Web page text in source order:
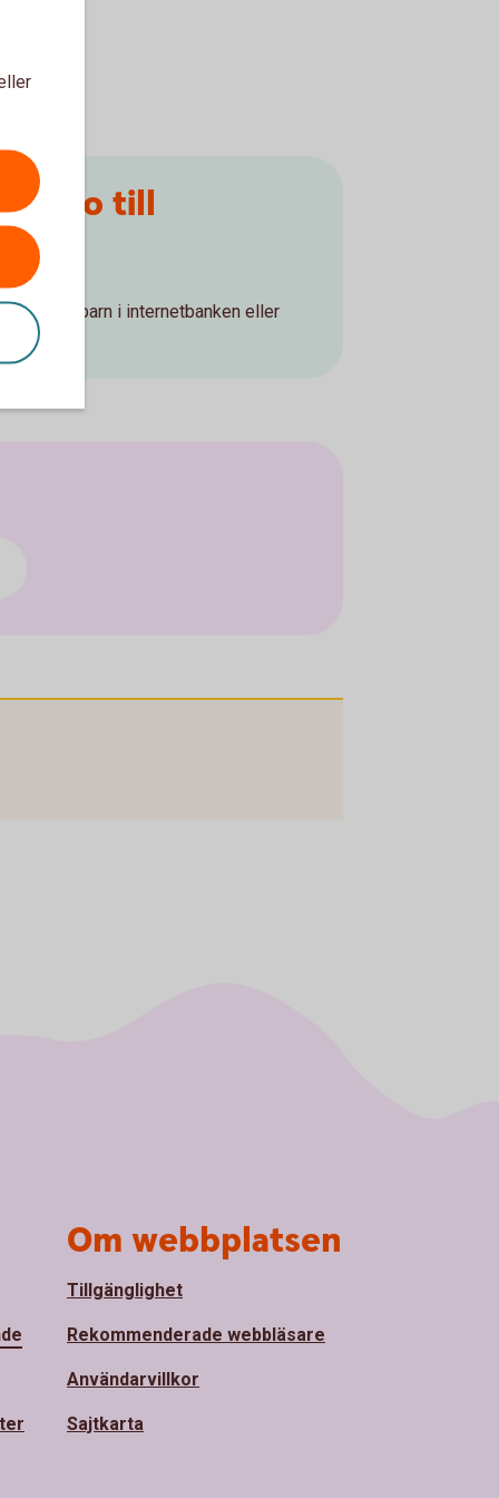
till
till ditt barn i internetbanken eller
Om webbplatsen
Tillgänglighet
Rekommenderade webbläsare
Användarvillkor
Sajtkarta